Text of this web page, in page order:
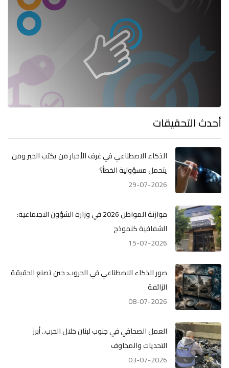
أحدث التحقيقات
الذكاء الاصطناعي في غرف الأخبار مَن يكتب الخبر ومَن
يتحمل مسؤولية الخطأ؟
29-07-2026
موازنة المواطن 2026 في وزارة الشؤون الاجتماعية:
الشفافية كنموذج
15-07-2026
صور الذكاء الاصطناعي في الحروب: حين تصنع الحقيقة
الزائفة
08-07-2026
العمل الصحافي في جنوب لبنان خلال الحرب.. أبرز
التحديات والمخاوف
03-07-2026